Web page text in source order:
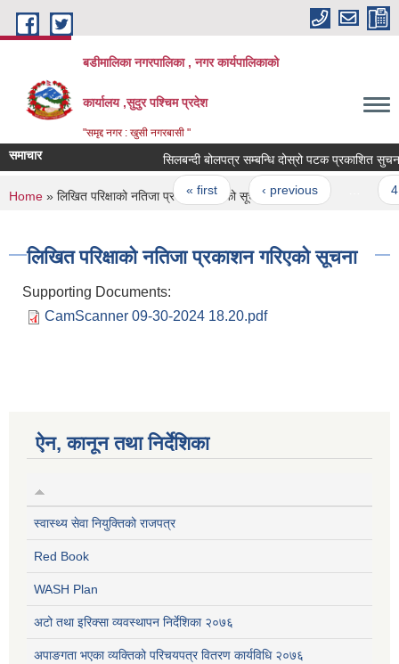
Skip to main content
बडीमालिका नगरपालिका , नगर कार्यपालिकाको
कार्यालय ,सुदुर पश्चिम प्रदेश
"समृद्द नगर : खुसी नगरबासी "
समाचार सिलबन्दी बोलपत्र सम्बन्धि दोस्रो पटक प्रकाशित सुचना
Pages
« first ‹ previous
You are here
Home » लिखित परिक्षाको नतिजा प्रकाशन गरिएको सूचना
लिखित परिक्षाको नतिजा प्रकाशन गरिएको सूचना
Supporting Documents:
CamScanner 09-30-2024 18.20.pdf
ऐन, कानून तथा निर्देशिका
स्वास्थ्य सेवा नियुक्तिको राजपत्र
Red Book
WASH Plan
अटो तथा इरिक्सा व्यवस्थापन निर्देशिका २०७६
अपाङगता भएका व्यक्तिको परिचयपत्र वितरण कार्यविधि २०७६